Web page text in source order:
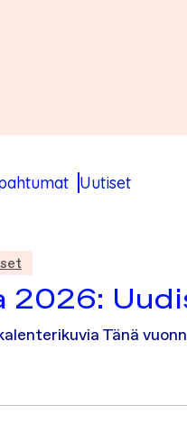
Uutiset
2026:
Tänä